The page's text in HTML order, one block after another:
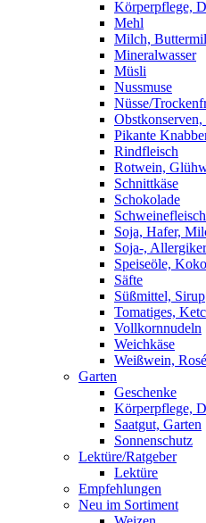
Körperpflege,
Mehl
Milch,
Mineralwasser
Müsli
Nussmuse
Nüsse/
Pikante
Rindfleisch
Rotwein,
Schnittkäse
Schokolade
Schweinefleisch
Soja, Hafer,
Soja-,
Speiseöle,
Säfte
Süßmittel, Sirup
Tomatiges,
Vollkornnudeln
Weichkäse
Weißwein, Rosé
Garten
Geschenke
Körperpflege,
Saatgut, Garten
Sonnenschutz
Lektüre/Ratgeber
Lektüre
Empfehlungen
Neu im Sortiment